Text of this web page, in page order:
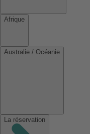
Afrique
Australie / Océanie
La réservation